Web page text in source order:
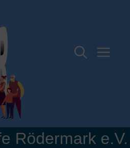
Rödermark e.V.